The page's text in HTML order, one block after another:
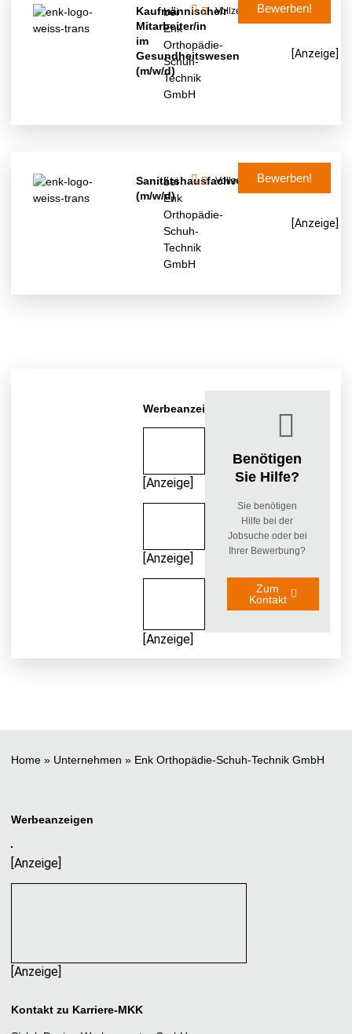
Kaufmännische/r
Mitarbeiter/in
im
Gesundheitswesen
(m/w/d)
bei
Enk
Orthopädie-
Schuh-
Technik
GmbH
Vollzeit
[Anzeige]
Bewerben!
Sanitätshausfachverkäufer/in
(m/w/d)
bei
Enk
Orthopädie-
Schuh-
Technik
GmbH
Vollzeit
[Anzeige]
Bewerben!
Werbeanzeigen
[Anzeige]
[Anzeige]
[Anzeige]
Benötigen
Sie Hilfe?
Sie benötigen
Hilfe bei der
Jobsuche oder bei
Ihrer Bewerbung?
Zum
Kontakt
Home » Unternehmen » Enk Orthopädie-Schuh-Technik GmbH
Kontakt zu Karriere-MKK
Werbeanzeigen
[Anzeige]
[Anzeige]